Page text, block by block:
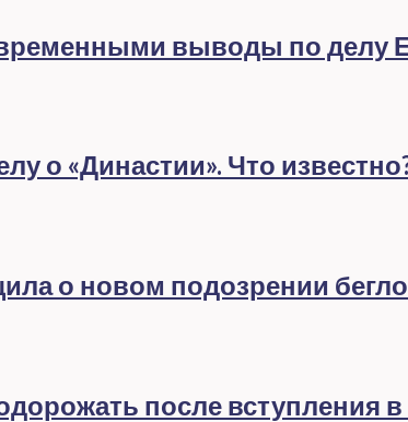
выводы по делу
о «Династии». Что
о новом подозрении
после вступления